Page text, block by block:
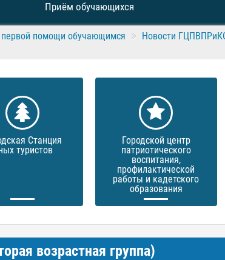
Приём обучающихся
помощи обучающимся
Новости
Станция
туристов
Городской центр
патриотического
воспитания,
профилактической
работы и кадетского
образования
возрастная группа)